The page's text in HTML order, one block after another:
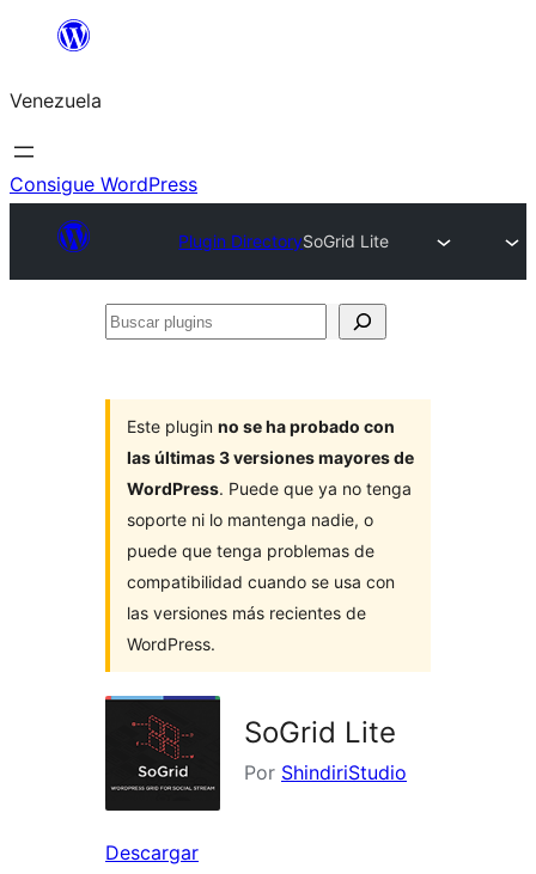
Saltar
contenido
Venezuela
Consigue WordPress
Plugin DirectorySoGrid Lite
Buscar
Este plugin no se ha probado con
las últimas 3 versiones mayores de
WordPress. Puede que ya no tenga
soporte ni lo mantenga nadie, o
puede que tenga problemas de
compatibilidad cuando se usa con
las versiones más recientes de
WordPress.
SoGrid Lite
Por ShindiriStudio
Descargar